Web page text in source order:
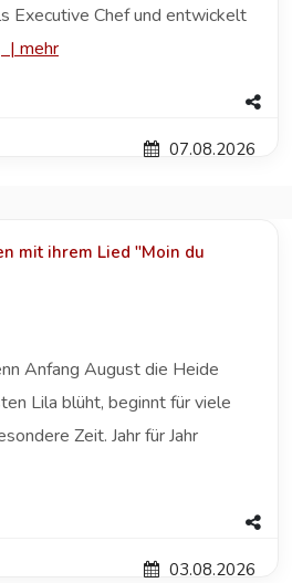
Executive Chef und entwickelt
| mehr
07.08.2026
mit ihrem Lied "Moin du
Anfang August die Heide
Lila blüht, beginnt für viele
Zeit. Jahr für Jahr
03.08.2026